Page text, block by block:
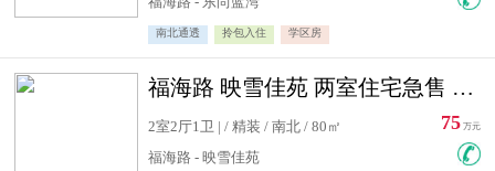
南北通透 拎包入住 学区房
福海路 映雪佳苑 两室住宅急售 可公积金贷款
2室2厅1卫 | / 精装 / 南北 / 80㎡
福海路 - 映雪佳苑
75 万元